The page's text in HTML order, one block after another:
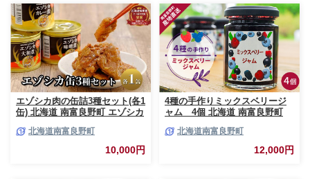
エゾシカ肉の缶詰3種セット(各1
缶) 北海道 南富良野町 エゾシカ
合せ ジビエ 加工品 北海道産 国
産 おつまみ おかず 高たんぱく
低脂肪 鉄分 カレー 味噌 食べや
北海道南富良野町
10,000円
4種の手作りミックスベリージ
ャム 4個 北海道 南富良野町
合せ ブルーベリー てんさい糖
酸味 甘味 香り 甘酸っぱい 美味
北海道南富良野町
12,000円